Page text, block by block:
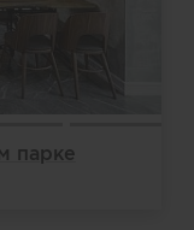
парке